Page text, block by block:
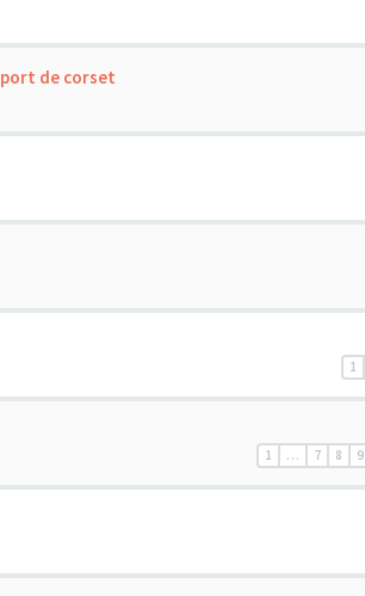
de corset
1
1 … 7 8 9